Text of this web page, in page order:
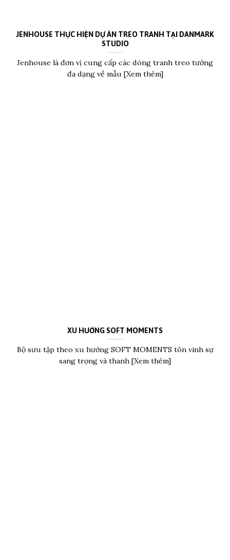
JENHOUSE THỰC HIỆN DỰ ÁN TREO TRANH TẠI DANMARK
STUDIO
Jenhouse là đơn vị cung cấp các dòng tranh treo tường
đa dạng về mẫu [Xem thêm]
XU HƯỚNG SOFT MOMENTS
Bộ sưu tập theo xu hướng SOFT MOMENTS tôn vinh sự
sang trọng và thanh [Xem thêm]